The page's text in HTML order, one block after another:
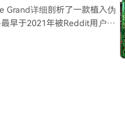
Grand详细剖析了一款植入伪
早于2021年被Reddit用户发
去。为容纳额外电子元件，